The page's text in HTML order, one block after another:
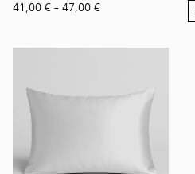
41,00 € – 47,00 €